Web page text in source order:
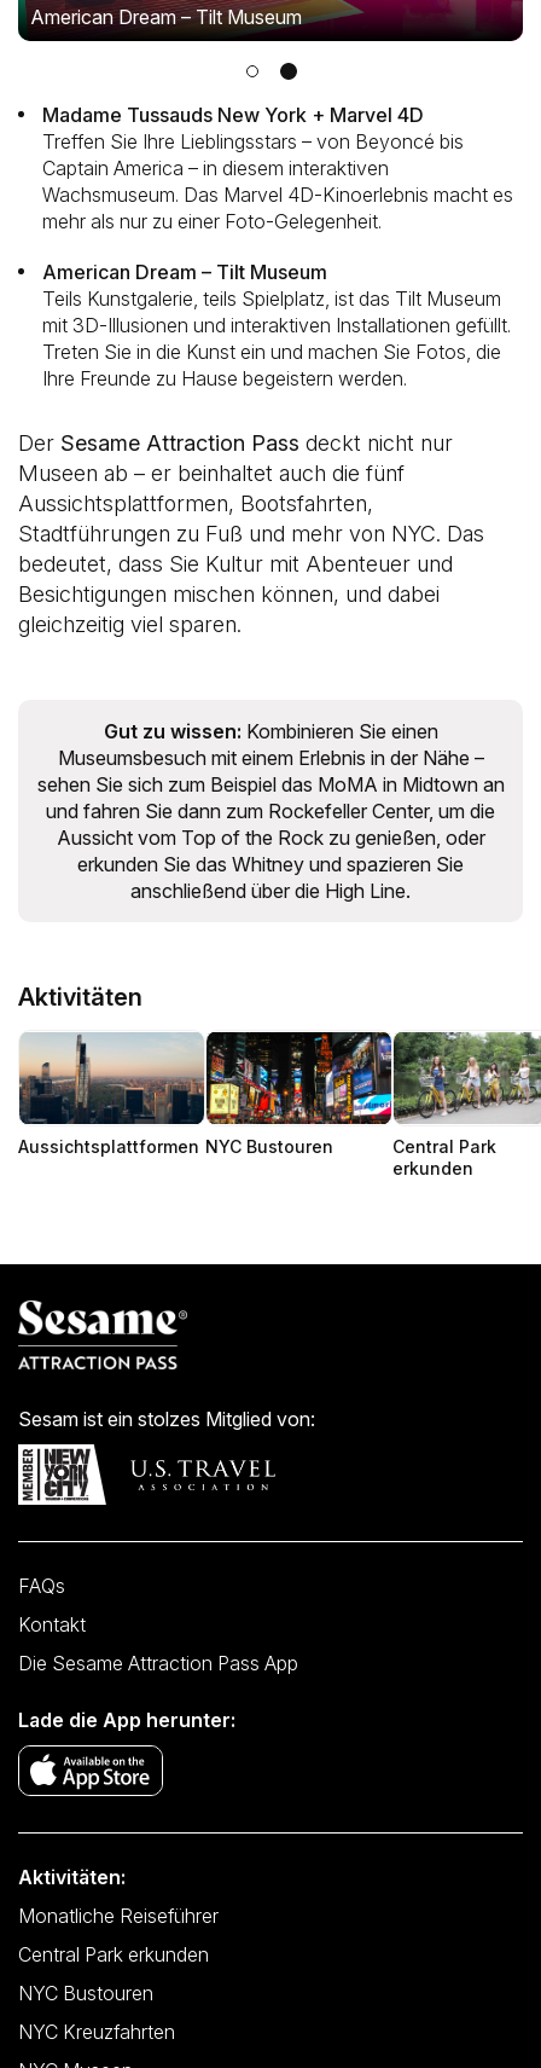
American Dream – Tilt Museum
Madame Tussauds New York + Marvel 4D
Treffen Sie Ihre Lieblingsstars – von Beyoncé bis
Captain America – in diesem interaktiven
Wachsmuseum. Das Marvel 4D-Kinoerlebnis macht es
mehr als nur zu einer Foto-Gelegenheit.
American Dream – Tilt Museum
Teils Kunstgalerie, teils Spielplatz, ist das Tilt Museum
mit 3D-Illusionen und interaktiven Installationen gefüllt.
Treten Sie in die Kunst ein und machen Sie Fotos, die
Ihre Freunde zu Hause begeistern werden.
Der Sesame Attraction Pass deckt nicht nur
Museen ab – er beinhaltet auch die fünf
Aussichtsplattformen, Bootsfahrten,
Stadtführungen zu Fuß und mehr von NYC. Das
bedeutet, dass Sie Kultur mit Abenteuer und
Besichtigungen mischen können, und dabei
gleichzeitig viel sparen.
Gut zu wissen: Kombinieren Sie einen
Museumsbesuch mit einem Erlebnis in der Nähe –
sehen Sie sich zum Beispiel das MoMA in Midtown an
und fahren Sie dann zum Rockefeller Center, um die
Aussicht vom Top of the Rock zu genießen, oder
erkunden Sie das Whitney und spazieren Sie
anschließend über die High Line.
Aktivitäten
Aussichtsplattformen NYC Bustouren
Central Park
erkunden
Sesam ist ein stolzes Mitglied von:
FAQs
Kontakt
Die Sesame Attraction Pass App
Lade die App herunter:
Aktivitäten:
Monatliche Reiseführer
Central Park erkunden
NYC Bustouren
NYC Kreuzfahrten